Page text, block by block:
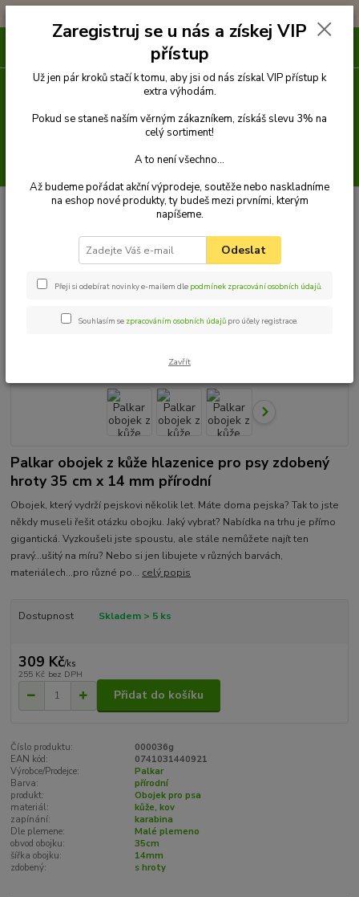
Venčení Obojky Obojky z kůže hlazenice zdobené
Obojek z
Palkar obojek z kůže hlazenice pro psy
Palkar obojek z kůže hlazenice pro
psy zdobený hroty 35 cm x 14
mm přírodní
Palkar obojek z kůže hlazenice pro psy zdobený
hroty 35 cm x 14 mm přírodní
Obojek, který vydrží pejskovi několik let. Máte doma pejska? Tak to jste
někdy museli řešit otázku obojku. Jaký vybrat? Nabídka na trhu je přímo
gigantická. Vyzkoušeli jste spoustu, ale stále nemůžete najít ten
pravý...ušitý na míru? Nebo si jen libujete v různých barvách,
materiálech...pro různé po... celý popis
Dostupnost Skladem > 5 ks
309 Kč/ks
255 Kč bez DPH
Přidat do košíku
Číslo produktu:
000036g
EAN kód:
0741031440921
Výrobce/Prodejce:
Palkar
Barva:
přírodní
produkt:
Obojek pro psa
materiál:
kůže, kov
zapínání:
karabina
Dle plemene:
Malé plemeno
obvod obojku:
35cm
šířka obojku:
14mm
zdobený:
s hroty
Zaregistruj se u nás a získej VIP
přístup
Už jen pár kroků stačí k tomu, aby jsi od nás získal VIP přístup k
extra výhodám.
Pokud se staneš naším věrným zákazníkem, získáš slevu 3% na
celý sortiment!
A to není všechno...
Až budeme pořádat akční výprodeje, soutěže nebo naskladníme
na eshop nové produkty, ty budeš mezi prvními, kterým
napíšeme.
Odeslat
Přeji si odebírat novinky e-mailem dle podmínek zpracování osobních údajů.
Souhlasím se zpracováním osobních údajů pro účely registrace.
Zavřít